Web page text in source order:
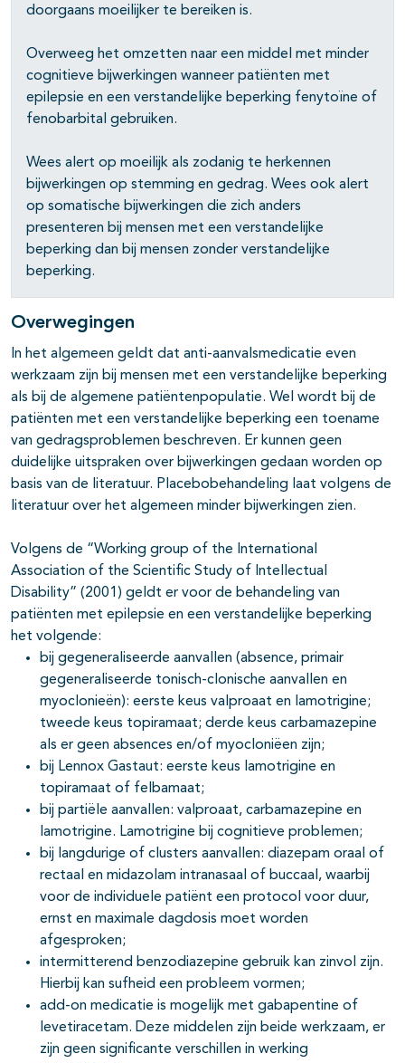
open- en dichtklappen
open- en dichtklappen
open- en dichtklappen
open- en dichtklappen
open- en dichtklappen
doorgaans moeilijker te bereiken is.
Overweeg het omzetten naar een middel met minder
cognitieve bijwerkingen wanneer patiënten met
epilepsie en een verstandelijke beperking fenytoïne of
fenobarbital gebruiken.
Wees alert op moeilijk als zodanig te herkennen
bijwerkingen op stemming en gedrag. Wees ook alert
op somatische bijwerkingen die zich anders
presenteren bij mensen met een verstandelijke
beperking dan bij mensen zonder verstandelijke
beperking.
Overwegingen
In het algemeen geldt dat anti-aanvalsmedicatie even
werkzaam zijn bij mensen met een verstandelijke beperking
als bij de algemene patiëntenpopulatie. Wel wordt bij de
patiënten met een verstandelijke beperking een toename
van gedragsproblemen beschreven. Er kunnen geen
duidelijke uitspraken over bijwerkingen gedaan worden op
basis van de literatuur. Placebobehandeling laat volgens de
literatuur over het algemeen minder bijwerkingen zien.
Volgens de “Working group of the International
Association of the Scientific Study of Intellectual
Disability” (2001) geldt er voor de behandeling van
patiënten met epilepsie en een verstandelijke beperking
het volgende:
bij gegeneraliseerde aanvallen (absence, primair
gegeneraliseerde tonisch-clonische aanvallen en
myoclonieën): eerste keus valproaat en lamotrigine;
tweede keus topiramaat; derde keus carbamazepine
als er geen absences en/of myocloniëen zijn;
bij Lennox Gastaut: eerste keus lamotrigine en
topiramaat of felbamaat;
bij partiële aanvallen: valproaat, carbamazepine en
lamotrigine. Lamotrigine bij cognitieve problemen;
bij langdurige of clusters aanvallen: diazepam oraal of
rectaal en midazolam intranasaal of buccaal, waarbij
voor de individuele patiënt een protocol voor duur,
ernst en maximale dagdosis moet worden
afgesproken;
intermitterend benzodiazepine gebruik kan zinvol zijn.
Hierbij kan sufheid een probleem vormen;
add-on medicatie is mogelijk met gabapentine of
levetiracetam. Deze middelen zijn beide werkzaam, er
zijn geen significante verschillen in werking